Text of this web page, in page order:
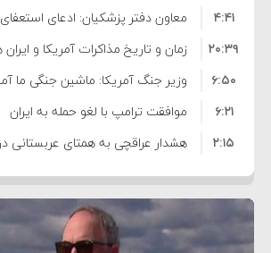
معاون دفتر پزشکیان: ادعای
واهی و کذب محض است
۴:۴۱
زمان و تاریخ مذاکرات آمریکا و
نشده است
۲۰:۳۹
وزیر جنگ آمریکا: ماشین جنگی ما
نظامی علیه ایران است
۶:۵۰
موافقت ترامپ با لغو حمله به ایران
۶:۲۱
هشدار عراقچی به همتای عربستانی
آمریکا
۲:۱۵
مقام ارشد امنیتی: برنامه گسترده‌ای
دیوانگی آمریکا داریم
۷:۱۰
ترامپ دستور حملات جدید علیه
۵:۴۵
سپاه: دو نفتکش متخلف مورد اصابت
۱۲:۵۹